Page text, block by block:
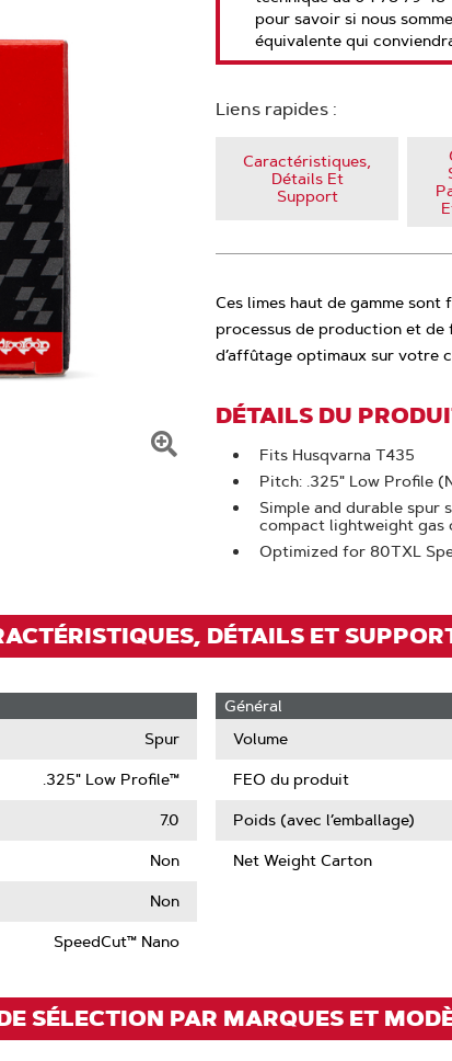
Cliquer
pour savoir si nous
équivalente qui
Liens rapides :
Caractéristiques,
Détails Et
Support
Ces limes haut de gamme sont
processus de production et
d’affûtage optimaux sur votre
DÉTAILS DU
Fits Husqvarna T435
Pitch: .325" Low Profile
Simple and durable
compact lightweight gas
Optimized for 80TXL
DÉTAILS ET
Spur
.325" Low Profile™
7.0
Non
Non
SpeedCut™ Nano
Général
Volume
FEO du produit
Poids (avec l’emballage)
Net Weight Carton
SÉLECTION PAR MARQUES ET